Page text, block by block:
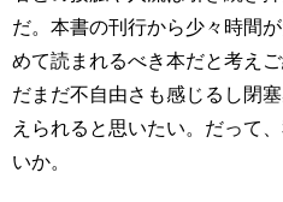
だ。本書の刊行から少々時間
めて読まれるべき本だと考え
だまだ不自由さも感じるし閉
えられると思いたい。だって
いか。